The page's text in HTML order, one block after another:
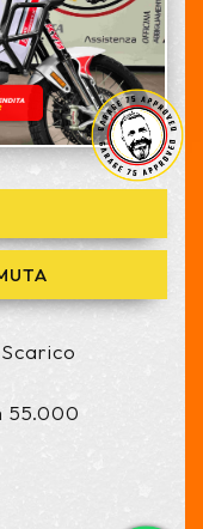
55.000